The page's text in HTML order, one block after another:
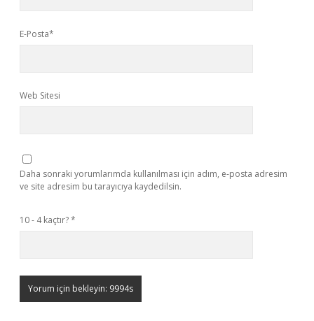
E-Posta*
Web Sitesi
Daha sonraki yorumlarımda kullanılması için adım, e-posta adresim
ve site adresim bu tarayıcıya kaydedilsin.
10 - 4 kaçtır?*